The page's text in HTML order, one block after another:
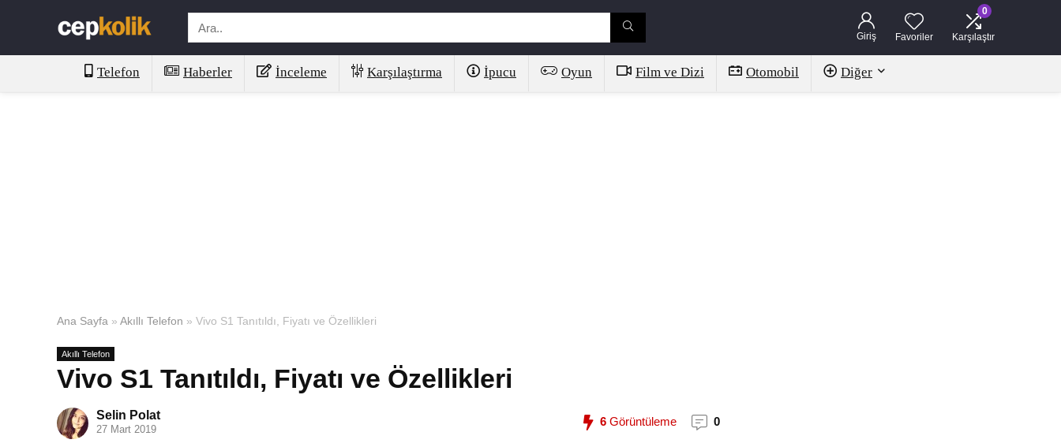
Giriş Favoriler
0
Karşılaştır
Telefon Haberler İnceleme Karşılaştırma İpucu Oyun Film ve Dizi Otomobil Diğer
Ana Sayfa » Akıllı Telefon » Vivo S1 Tanıtıldı, Fiyatı ve Özellikleri
Akıllı Telefon
Vivo S1 Tanıtıldı, Fiyatı ve Özellikleri
Selin Polat
27 Mart 2019
6 Görüntüleme 0